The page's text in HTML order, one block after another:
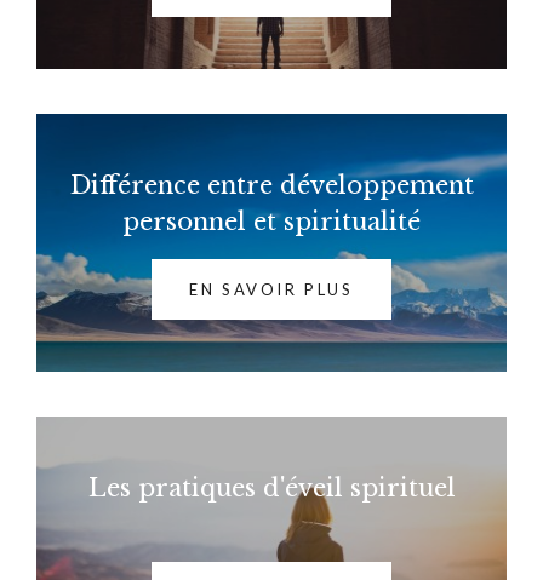
Différence entre développement
personnel et spiritualité
EN SAVOIR PLUS
Les pratiques d'éveil spirituel